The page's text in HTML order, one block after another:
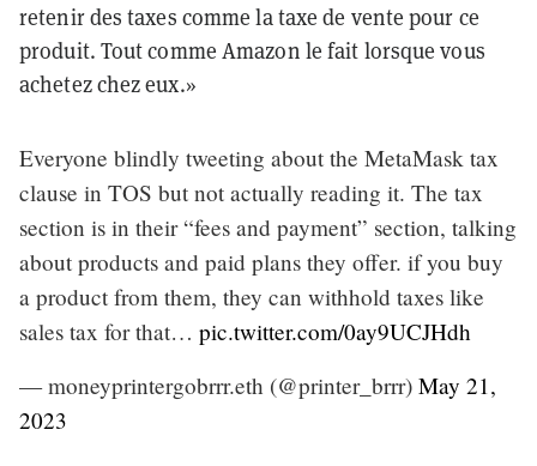
retenir des taxes comme la taxe de vente pour ce
produit. Tout comme Amazon le fait lorsque vous
achetez chez eux.»
Everyone blindly tweeting about the MetaMask tax
clause in TOS but not actually reading it. The tax
section is in their “fees and payment” section, talking
about products and paid plans they offer. if you buy
a product from them, they can withhold taxes like
sales tax for that… pic.twitter.com/0ay9UCJHdh
— moneyprintergobrrr.eth (@printer_brrr) May 21,
2023